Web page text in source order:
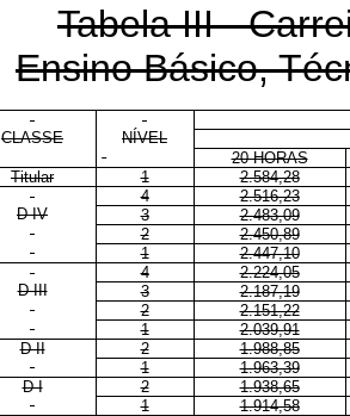
Tabela III -
Ensino Básico,
CLASSE
NÍVEL
20 HORAS
Titular
1
2.584,28
4
2.516,23
D IV
3
2.483,09
2
2.450,89
1
2.447,10
4
2.224,05
D III
3
2.187,19
2
2.151,22
1
2.039,91
D II
2
1.988,85
1
1.963,39
D I
2
1.938,65
1
1.914,58